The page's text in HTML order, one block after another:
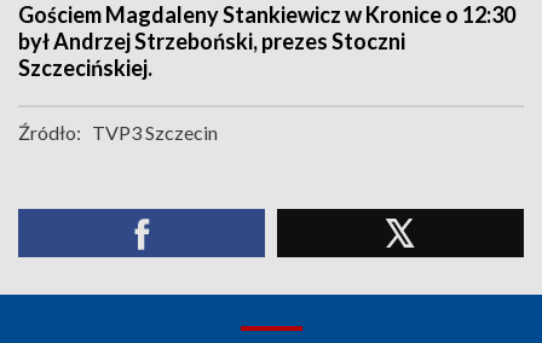
Gościem Magdaleny Stankiewicz w Kronice o 12:30
był Andrzej Strzeboński, prezes Stoczni
Szczecińskiej.
Źródło: TVP3 Szczecin